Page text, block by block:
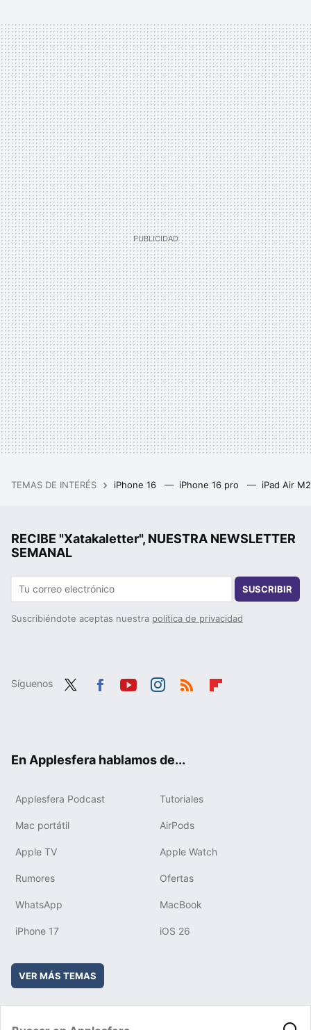
TEMAS DE INTERÉS iPhone 16 iPhone 16 pro iPad Air
RECIBE "Xatakaletter", NUESTRA NEWSLETTER
SEMANAL
SUSCRIBIR
Suscribiéndote aceptas nuestra política de privacidad
Síguenos
En Applesfera hablamos de...
Applesfera Podcast Tutoriales
Mac portátil AirPods
Apple TV Apple Watch
Rumores Ofertas
WhatsApp MacBook
iPhone 17 iOS 26
VER MÁS TEMAS